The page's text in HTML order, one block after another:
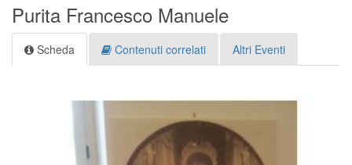
Purita Francesco Manuele
Scheda Contenuti correlati Altri Eventi